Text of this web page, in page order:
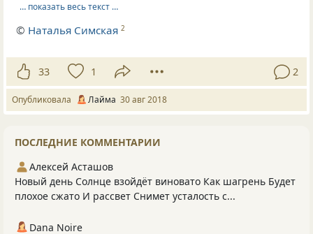
… показать весь текст …
© Наталья Симская 2
33 1 2
Опубликовала Лайма 30 авг 2018
ПОСЛЕДНИЕ КОММЕНТАРИИ
Алексей Асташов
Новый день Солнце взойдёт виновато Как шагрень Будет
плохое сжато И рассвет Снимет усталость с...
Dana Noire